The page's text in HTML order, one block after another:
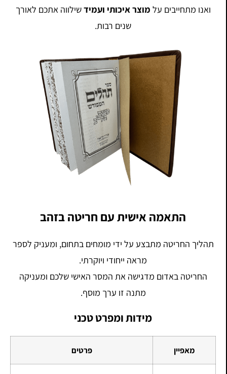
ואנו מתחייבים עלמוצר איכותי ועמידשילווה אתכם לאורך
שנים רבות.
התאמה אישית עם חריטה בזהב
תהליך החריטה מתבצע על ידי מומחים בתחום, ומעניק לספר
מראה ייחודי ויוקרתי.
החריטה באדום מדגישה את המסר האישי שלכם ומעניקה
מתנה זו ערך מוסף.
מידות ומפרט טכני
מאפיין פרטים